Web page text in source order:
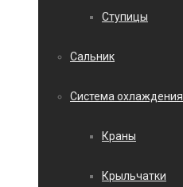
Ступицы
Сальник
Система охлаждения
Краны
Крыльчатки